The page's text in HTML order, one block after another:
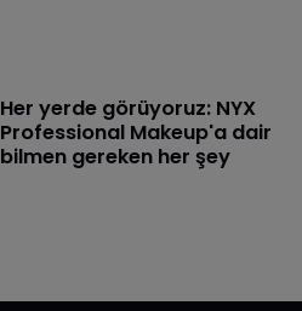
Her yerde görüyoruz: NYX
Professional Makeup'a dair
bilmen gereken her şey